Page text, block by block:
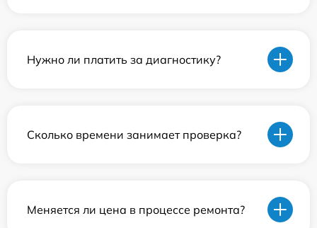
Нужно ли платить за диагностику?
Сколько времени занимает проверка?
Меняется ли цена в процессе ремонта?